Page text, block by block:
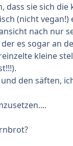
dass sie sich
(nicht vegan!)
nach nur
es sogar an
kleine
den säften,